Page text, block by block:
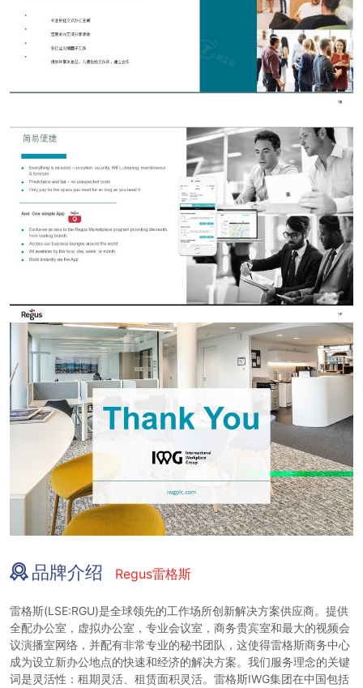
品牌介绍 Regus雷格斯
雷格斯(LSE:RGU)是全球领先的工作场所创新解决方案供应商。提供
全配办公室，虚拟办公室，专业会议室，商务贵宾室和最大的视频会
议演播室网络，并配有非常专业的秘书团队，这使得雷格斯商务中心
成为设立新办公地点的快速和经济的解决方案。我们服务理念的关键
词是灵活性：租期灵活、租赁面积灵活。雷格斯IWG集团在中国包括